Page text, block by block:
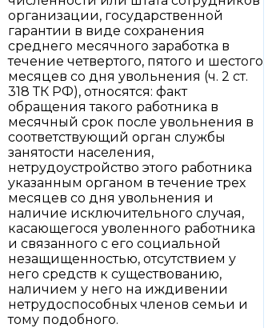
организации, государственной
гарантии в виде сохранения
среднего месячного заработка в
течение четвертого, пятого и шестого
месяцев со дня увольнения (ч. 2 ст.
318 ТК РФ), относятся: факт
обращения такого работника в
месячный срок после увольнения в
соответствующий орган службы
занятости населения,
нетрудоустройство этого работника
указанным органом в течение трех
месяцев со дня увольнения и
наличие исключительного случая,
касающегося уволенного работника
и связанного с его социальной
незащищенностью, отсутствием у
него средств к существованию,
наличием у него на иждивении
нетрудоспособных членов семьи и
тому подобного.